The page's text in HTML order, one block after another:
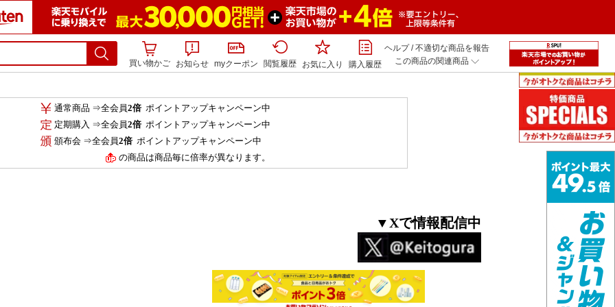
買い物かご お知らせ myクーポン 閲覧履歴 お気に入り 購入履歴
ヘルプ/不適切な商品を報告
この商品の関連商品
通常商品 ⇒全会員2倍ポイントアップキャンペーン中
定期購入 ⇒全会員2倍ポイントアップキャンペーン中
頒布会 ⇒全会員2倍ポイントアップキャンペーン中
の商品は商品毎に倍率が異なります。